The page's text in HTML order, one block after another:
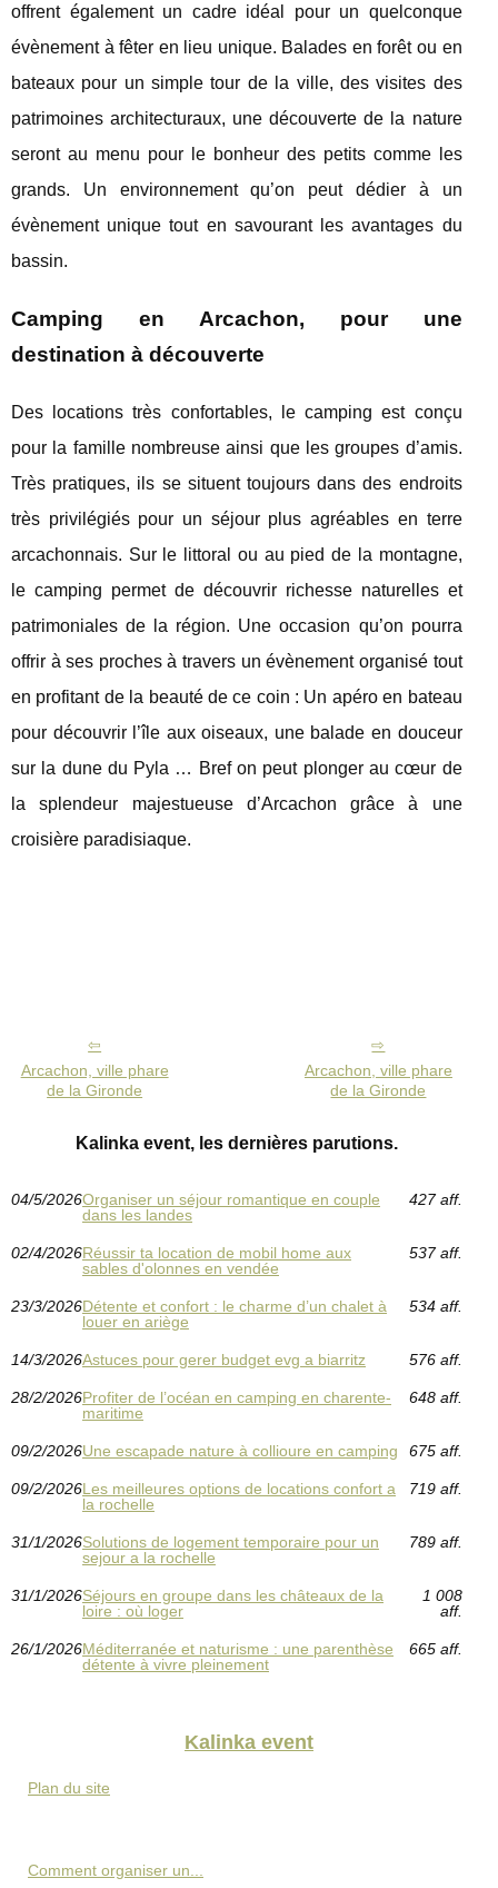
offrent également un cadre idéal pour un quelconque
évènement à fêter en lieu unique. Balades en forêt ou en
bateaux pour un simple tour de la ville, des visites des
patrimoines architecturaux, une découverte de la nature
seront au menu pour le bonheur des petits comme les
grands. Un environnement qu’on peut dédier à un
évènement unique tout en savourant les avantages du
bassin.
Camping en Arcachon, pour une
destination à découverte
Des locations très confortables, le camping est conçu
pour la famille nombreuse ainsi que les groupes d’amis.
Très pratiques, ils se situent toujours dans des endroits
très privilégiés pour un séjour plus agréables en terre
arcachonnais. Sur le littoral ou au pied de la montagne,
le camping permet de découvrir richesse naturelles et
patrimoniales de la région. Une occasion qu’on pourra
offrir à ses proches à travers un évènement organisé tout
en profitant de la beauté de ce coin : Un apéro en bateau
pour découvrir l’île aux oiseaux, une balade en douceur
sur la dune du Pyla … Bref on peut plonger au cœur de
la splendeur majestueuse d’Arcachon grâce à une
croisière paradisiaque.
Arcachon, ville phare
de la Gironde
Arcachon, ville phare
de la Gironde
Kalinka event, les dernières parutions.
04/5/2026Organiser un séjour romantique en couple
dans les landes
427 aff.
02/4/2026Réussir ta location de mobil home aux
sables d'olonnes en vendée
537 aff.
23/3/2026Détente et confort : le charme d’un chalet à
louer en ariège
534 aff.
14/3/2026Astuces pour gerer budget evg a biarritz 576 aff.
28/2/2026Profiter de l’océan en camping en charente-
maritime
648 aff.
09/2/2026Une escapade nature à collioure en camping 675 aff.
09/2/2026Les meilleures options de locations confort a
la rochelle
719 aff.
31/1/2026Solutions de logement temporaire pour un
sejour a la rochelle
789 aff.
31/1/2026Séjours en groupe dans les châteaux de la
loire : où loger
1 008
aff.
26/1/2026Méditerranée et naturisme : une parenthèse
détente à vivre pleinement
665 aff.
Kalinka event
Plan du site
Comment organiser un...